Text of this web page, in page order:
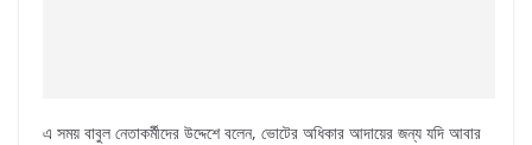
এ সময় বাবুল নেতাকর্মীদের উদ্দেশে বলেন, ভোটের অধিকার আদায়ের জন্য যদি আবার